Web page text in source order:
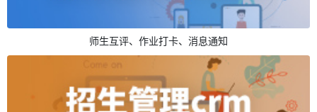
师生互评、作业打卡、消息通知